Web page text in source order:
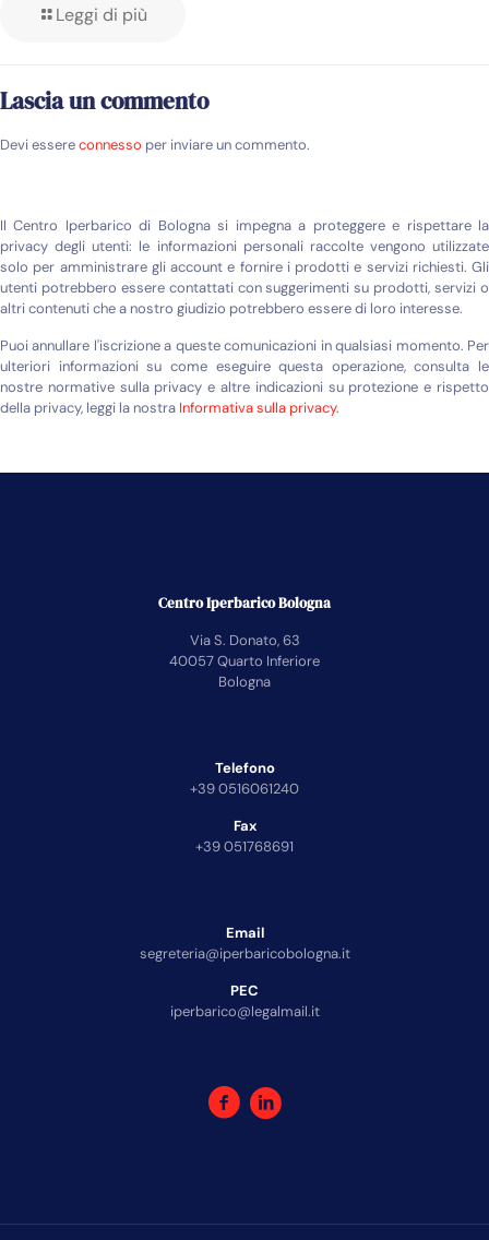
Leggi di più
Lascia un commento
Devi essereconnesso per inviare un commento.
Il Centro Iperbarico di Bologna si impegna a proteggere e rispettare la
privacy degli utenti: le informazioni personali raccolte vengono utilizzate
solo per amministrare gli account e fornire i prodotti e servizi richiesti. Gli
utenti potrebbero essere contattati con suggerimenti su prodotti, servizi o
altri contenuti che a nostro giudizio potrebbero essere di loro interesse.
Puoi annullare l'iscrizione a queste comunicazioni in qualsiasi momento. Per
ulteriori informazioni su come eseguire questa operazione, consulta le
nostre normative sulla privacy e altre indicazioni su protezione e rispetto
della privacy, leggi la nostra Informativa sulla privacy.
Centro Iperbarico Bologna
Via S. Donato, 63
40057 Quarto Inferiore
Bologna
Telefono
+39 0516061240
Fax
+39 051768691
Email
segreteria@iperbaricobologna.it
PEC
iperbarico@legalmail.it